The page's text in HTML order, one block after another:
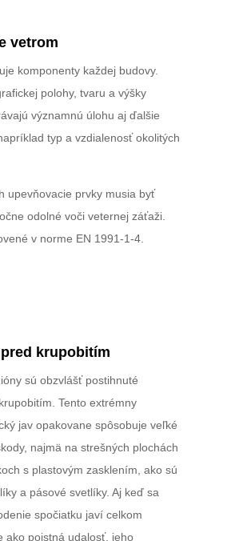
vetrom
komponenty každej budovy.
polohy, tvaru a výšky
významnú úlohu aj ďalšie
typ a vzdialenosť okolitých
upevňovacie prvky musia byť
odolné voči veternej záťaži.
v norme EN 1991-1-4.
krupobitím
sú obzvlášť postihnuté
Tento extrémny
jav opakovane spôsobuje veľké
najmä na strešných plochách
s plastovým zasklením, ako sú
a pásové svetlíky. Aj keď sa
spočiatku javí celkom
ako poistná udalosť, jeho